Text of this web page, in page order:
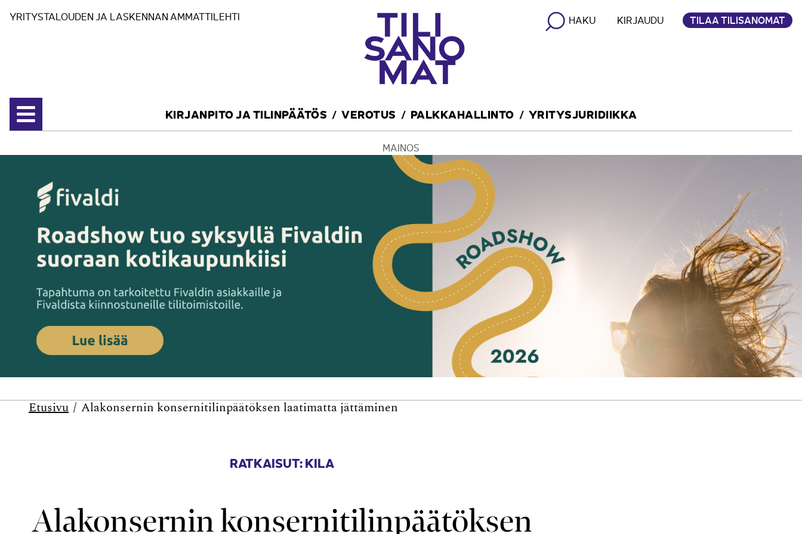
YRITYSTALOUDEN JA LASKENNAN AMMATTILEHTI HAKU KIRJAUDU TILAA TILISANOMAT
Avaa valikko
KIRJANPITO JA TILINPÄÄTÖS VEROTUS PALKKAHALLINTO YRITYSJURIDIIKKA
MAINOS
Etusivu Alakonsernin konsernitilinpäätöksen laatimatta jättäminen
RATKAISUT: KILA
Alakonsernin konsernitilinpäätöksen